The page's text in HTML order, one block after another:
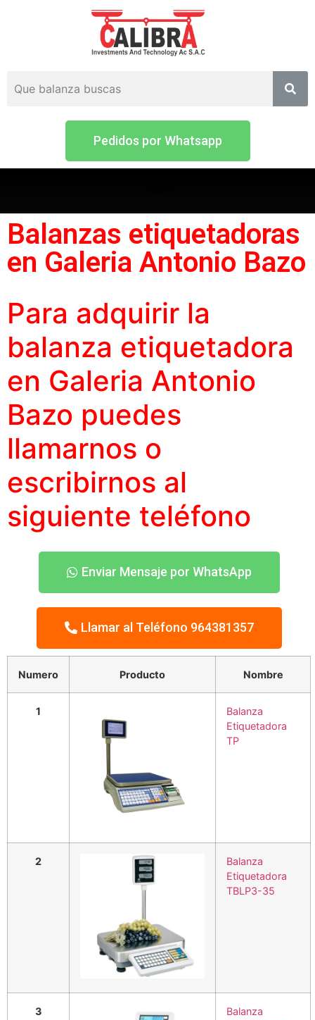
Pedidos por Whatsapp
Balanzas etiquetadoras
en Galeria Antonio Bazo
Para adquirir la
balanza etiquetadora
en Galeria Antonio
Bazo puedes
llamarnos o
escribirnos al
siguiente teléfono
Enviar Mensaje por WhatsApp
Llamar al Teléfono 964381357
Numero Producto Nombre
1
Balanza
Etiquetadora
TP
2
Balanza
Etiquetadora
TBLP3-35
3
Balanza